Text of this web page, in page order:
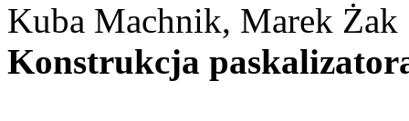
Kuba Machnik, Marek Żak
Konstrukcja